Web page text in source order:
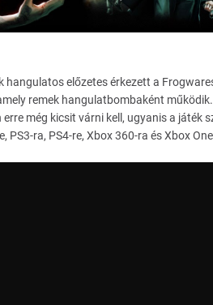
előzetes érkezett a
remek hangulatbombaként
még kicsit várni kell, ugyanis a játék
PS3-ra, PS4-re, Xbox 360-ra és Xbox